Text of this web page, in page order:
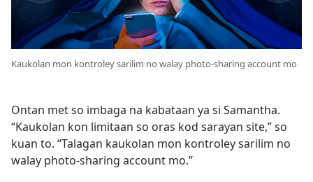
Kaukolan mon kontroley sarilim no walay photo-sharing account mo
Ontan met so imbaga na kabataan ya si Samantha.
“Kaukolan kon limitaan so oras kod sarayan site,” so
kuan to. “Talagan kaukolan mon kontroley sarilim no
walay photo-sharing account mo.”